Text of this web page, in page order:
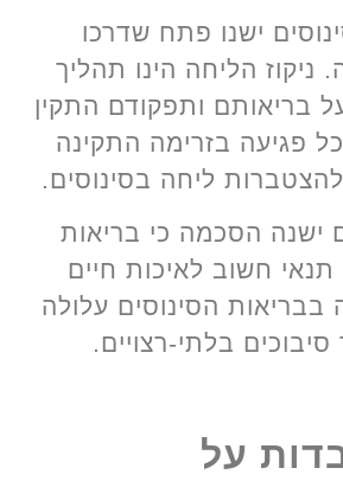
ישנו פתח שדרכו
ניקוז הליחה הינו תהליך
בריאותם ותפקודם התקין
פגיעה בזרימה התקינה
ליחה בסינוסים.
ישנה הסכמה כי בריאות
תנאי חשוב לאיכות חיים
בבריאות הסינוסים עלולה
בלתי-רצויים.
על